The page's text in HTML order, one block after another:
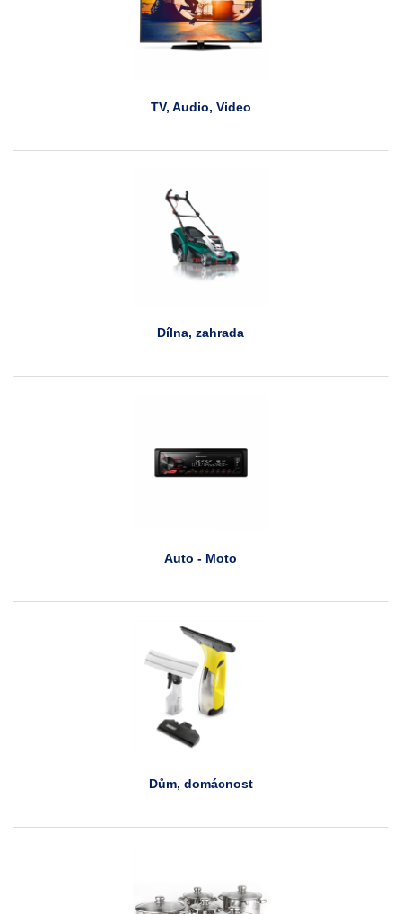
TV, Audio, Video
Dílna, zahrada
Auto - Moto
Dům, domácnost